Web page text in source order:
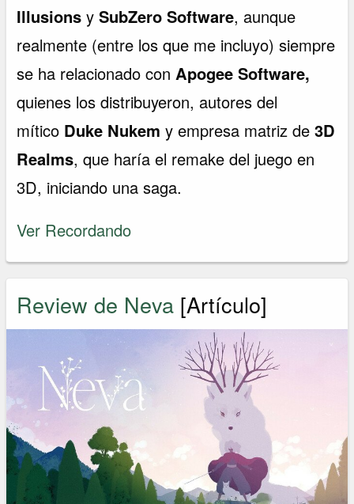
IllusionsySubZero Software, aunque
realmente (entre los que me incluyo) siempre
se ha relacionado con Apogee Software,
quienes los distribuyeron, autores del
mítico Duke Nukem y empresa matriz de3D
Realms, que haría el remake del juego en
3D, iniciando una saga.
Ver Recordando
Review de Neva [Artículo]